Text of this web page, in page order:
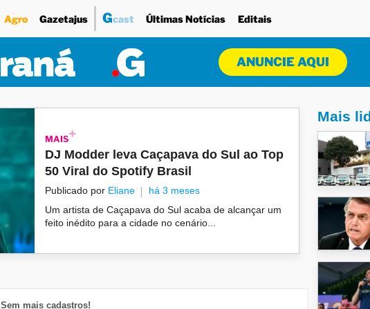
Agro Gazetajus Gcast Últimas Notícias Editais
ANUNCIE AQUI
MAIS
DJ Modder leva Caçapava do Sul ao Top
50 Viral do Spotify Brasil
Publicado por Eliane
há 3 meses
Um artista de Caçapava do Sul acaba de alcançar um
feito inédito para a cidade no cenário...
Sem mais cadastros!
Mais